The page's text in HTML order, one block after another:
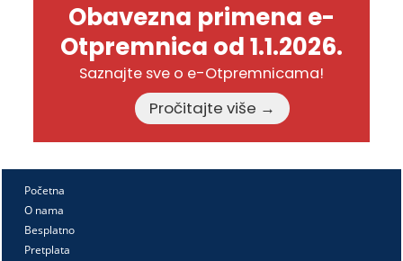
Obavezna primena e-
Otpremnica od 1.1.2026.
Saznajte sve o e-Otpremnicama!
Pročitajte više →
Početna
O nama
Besplatno
Pretplata